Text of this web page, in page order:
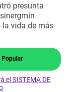
presunta
la vida de más
Popular
el SISTEMA DE